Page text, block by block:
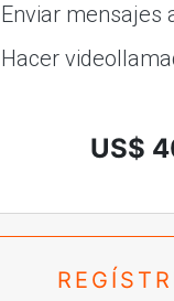
Enviar mensajes
Hacer
US$